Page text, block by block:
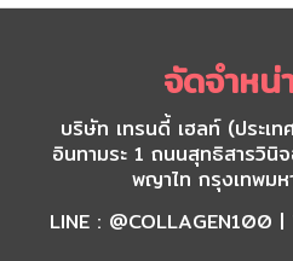
จัดจำหน่
บริษัท เทรนดี้ เฮลท์ (ประเ
อินทามระ 1 ถนนสุทธิสารวินิ
พญาไท กรุงเทพม
LINE :